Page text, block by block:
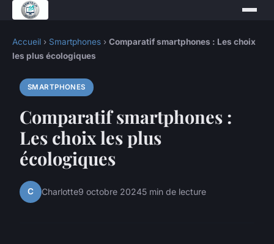
Accueil › Smartphones › Comparatif smartphones : Les choix
les plus écologiques
SMARTPHONES
Comparatif smartphones :
Les choix les plus
écologiques
C Charlotte9 octobre 20245 min de lecture